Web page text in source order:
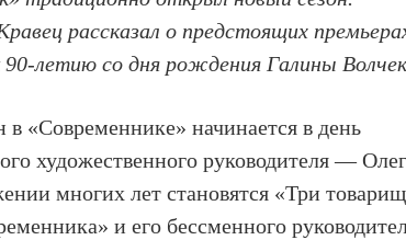
рассказал о предстоящих
летию со дня рождения Галины
«Современнике» начинается в день
художественного руководителя —
многих лет становятся «Три
и его бессменного